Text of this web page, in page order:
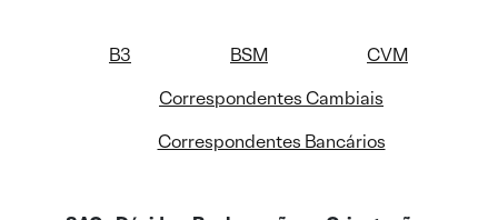
B3 BSM
CVM
Correspondentes Cambiais
Correspondentes Bancários